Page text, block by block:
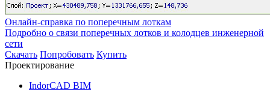
Онлайн-справка по поперечным лоткам
Подробно о связи поперечных лотков и колодцев инженерной
сети
Скачать Попробовать Купить
Проектирование
IndorCAD BIM